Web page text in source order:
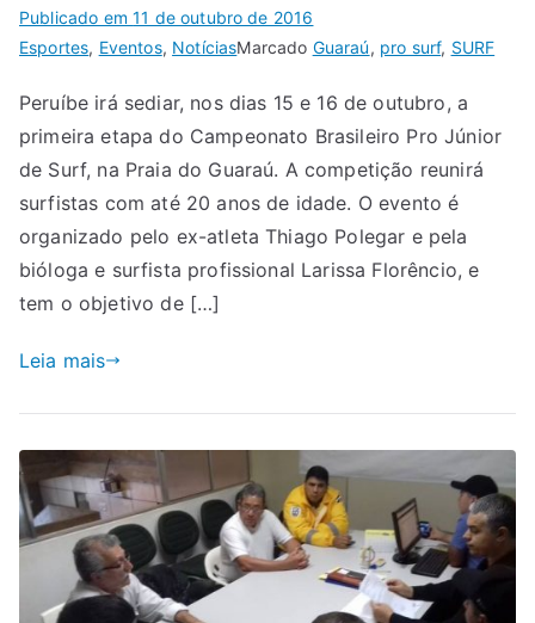
Publicado em11 de outubro de 2016
Esportes, Eventos, NotíciasMarcado Guaraú, pro surf, SURF
Peruíbe irá sediar, nos dias 15 e 16 de outubro, a
primeira etapa do Campeonato Brasileiro Pro Júnior
de Surf, na Praia do Guaraú. A competição reunirá
surfistas com até 20 anos de idade. O evento é
organizado pelo ex-atleta Thiago Polegar e pela
bióloga e surfista profissional Larissa Florêncio, e
tem o objetivo de […]
Leia mais